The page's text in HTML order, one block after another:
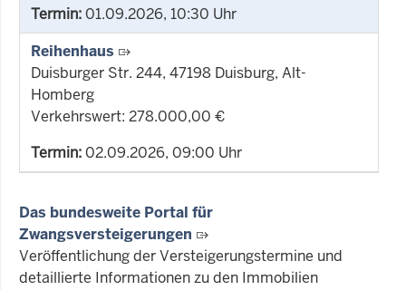
Termin:01.09.2026, 10:30 Uhr
Reihenhaus
Duisburger Str. 244, 47198 Duisburg, Alt-
Homberg
Verkehrswert: 278.000,00 €
Termin:02.09.2026, 09:00 Uhr
Das bundesweite Portal für
Zwangsversteigerungen
Veröffentlichung der Versteigerungstermine und
detaillierte Informationen zu den Immobilien